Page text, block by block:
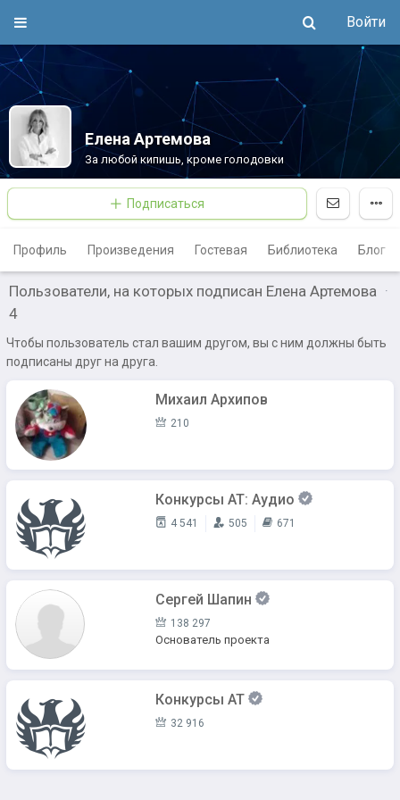
Войти
Елена Артемова
За любой кипишь, кроме голодовки
Подписаться
Профиль Произведения Гостевая Библиотека Блог
Пользователи, на которых подписан Елена Артемова ·
4
Чтобы пользователь стал вашим другом, вы с ним должны быть
подписаны друг на друга.
Михаил Архипов
210
Конкурсы АТ: Аудио
4 541 505 671
Сергей Шапин
138 297
Основатель проекта
Конкурсы AT
32 916